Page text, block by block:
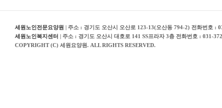
세원노인전문요양원 | 주소 : 경기도 오산시 오산로 123-13(오산동 794-2) 전화번호 :
세원노인복지센터 | 주소 : 경기도 오산시 대호로 141 SS프라자 3층 전화번호 : 031-
COPYRIGHT (C) 세원요양원. ALL RIGHTS RESERVED.